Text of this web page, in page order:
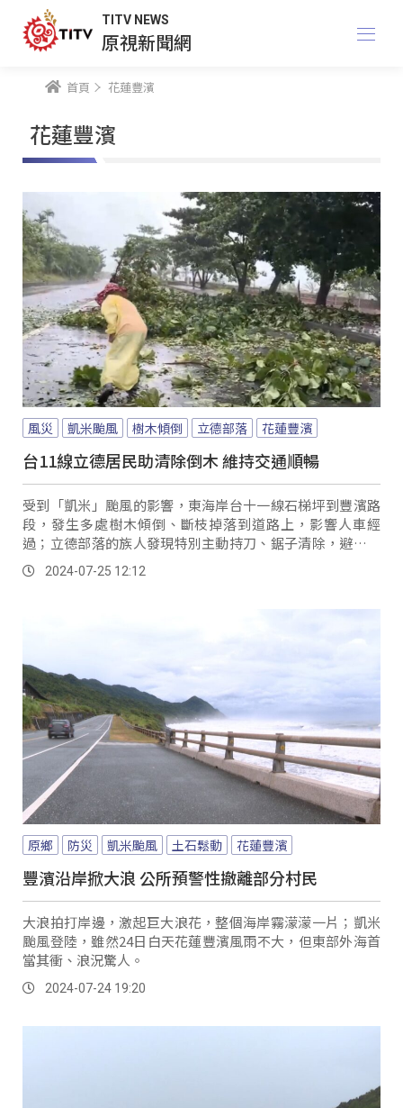
TITV NEWS
原視新聞網
首頁 花蓮豐濱
花蓮豐濱
風災 凱米颱風 樹木傾倒 立德部落 花蓮豐濱
台11線立德居民助清除倒木 維持交通順暢
受到「凱米」颱風的影響，東海岸台十一線石梯坪到豐濱路
段，發生多處樹木傾倒、斷枝掉落到道路上，影響人車經
過；立德部落的族人發現特別主動持刀、鋸子清除，避免影
響人車經過危及安全。
2024-07-25 12:12
原鄉 防災 凱米颱風 土石鬆動 花蓮豐濱
豐濱沿岸掀大浪 公所預警性撤離部分村民
大浪拍打岸邊，激起巨大浪花，整個海岸霧濛濛一片；凱米
颱風登陸，雖然24日白天花蓮豐濱風雨不大，但東部外海首
當其衝、浪況驚人。
2024-07-24 19:20